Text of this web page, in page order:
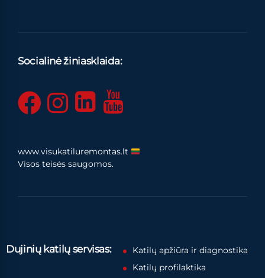
Socialinė žiniasklaida:
www.visukatiluremontas.lt
Visos teisės saugomos.
Dujinių katilų servisas:
Katilų apžiūra ir diagnostika
Katilų profilaktika